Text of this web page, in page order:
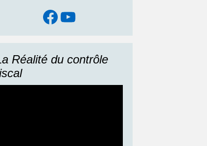
Facebook
YouTube
Réalité du contrôle